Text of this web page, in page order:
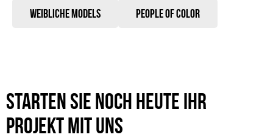
Weibliche Models People of Color
Starten Sie noch heute Ihr
Projekt mit uns